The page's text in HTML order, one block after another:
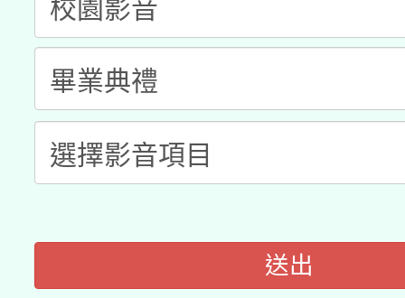
礎課程
A3數位素養講師名單
「數位內容與教學軟體
pilot」
有關大陸委員會函釋公
薪期間赴陸應申請許可
轉知經濟部水利署委託
用水績優單位及節水達
桃園市孔廟祈福系列
2026年桃園地景藝術
送出